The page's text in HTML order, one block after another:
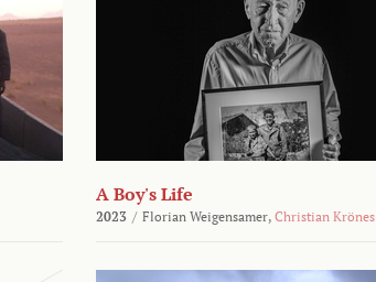
A Boy's Life
2023 / Florian Weigensamer, Christian Krönes